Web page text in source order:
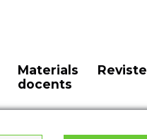
Materials
docents